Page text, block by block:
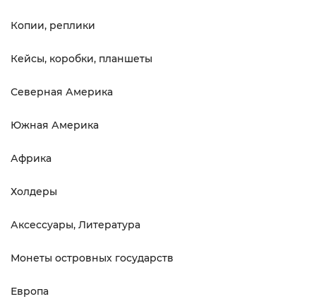
Копии, реплики
Кейсы, коробки, планшеты
Северная Америка
Южная Америка
Африка
Холдеры
Аксессуары, Литература
Монеты островных государств
Европа